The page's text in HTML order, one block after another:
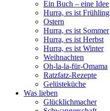
Ein Buch – eine Idee
Hurra, es ist Frühling
Ostern
Hurra, es ist Sommer
Hurra, es ist Herbst
Hurra, es ist Winter
Weihnachten
Oh-la-la-für-Omama
Ratzfatz-Rezepte
Gelüsteküche
Was lieben
Glücklichmacher